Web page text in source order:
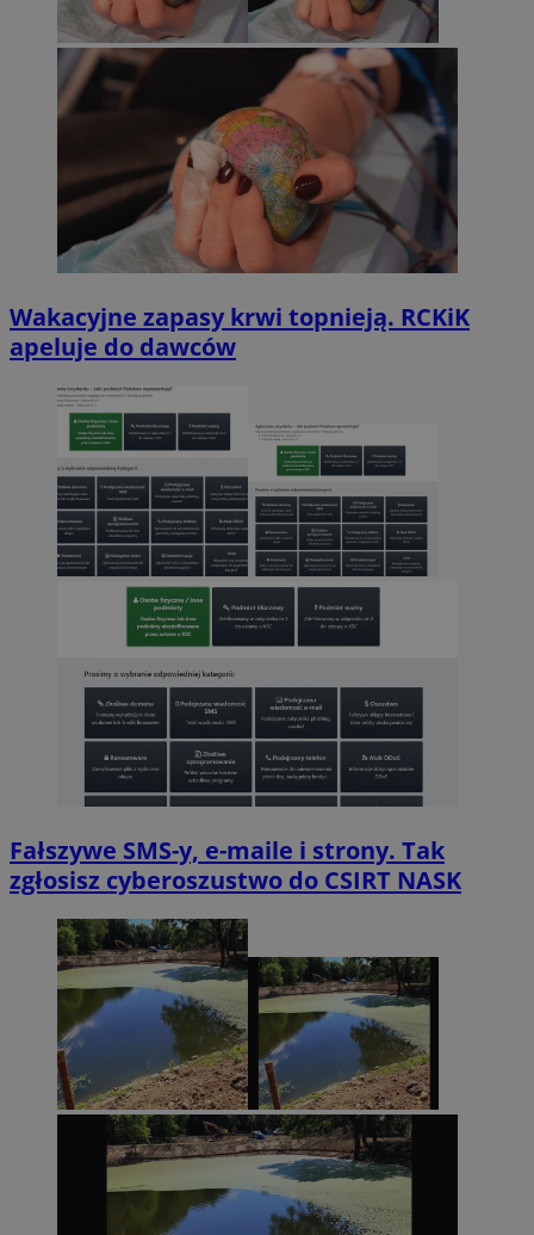
Wakacyjne zapasy krwi topnieją. RCKiK
apeluje do dawców
Fałszywe SMS-y, e-maile i strony. Tak
zgłosisz cyberoszustwo do CSIRT NASK